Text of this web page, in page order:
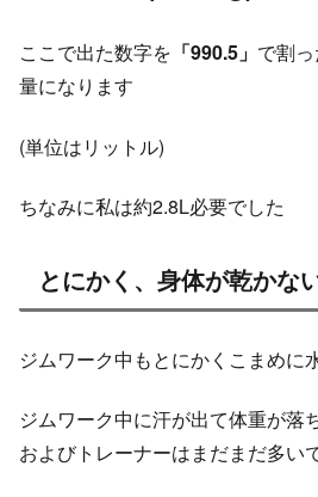
ここで出た数字を 「990.5」 で割
量になります
(単位はリットル)
ちなみに私は約2.8L必要でした
とにかく、身体が乾かな
ジムワーク中もとにかくこまめに
ジムワーク中に汗が出て体重が落
およびトレーナーはまだまだ多い